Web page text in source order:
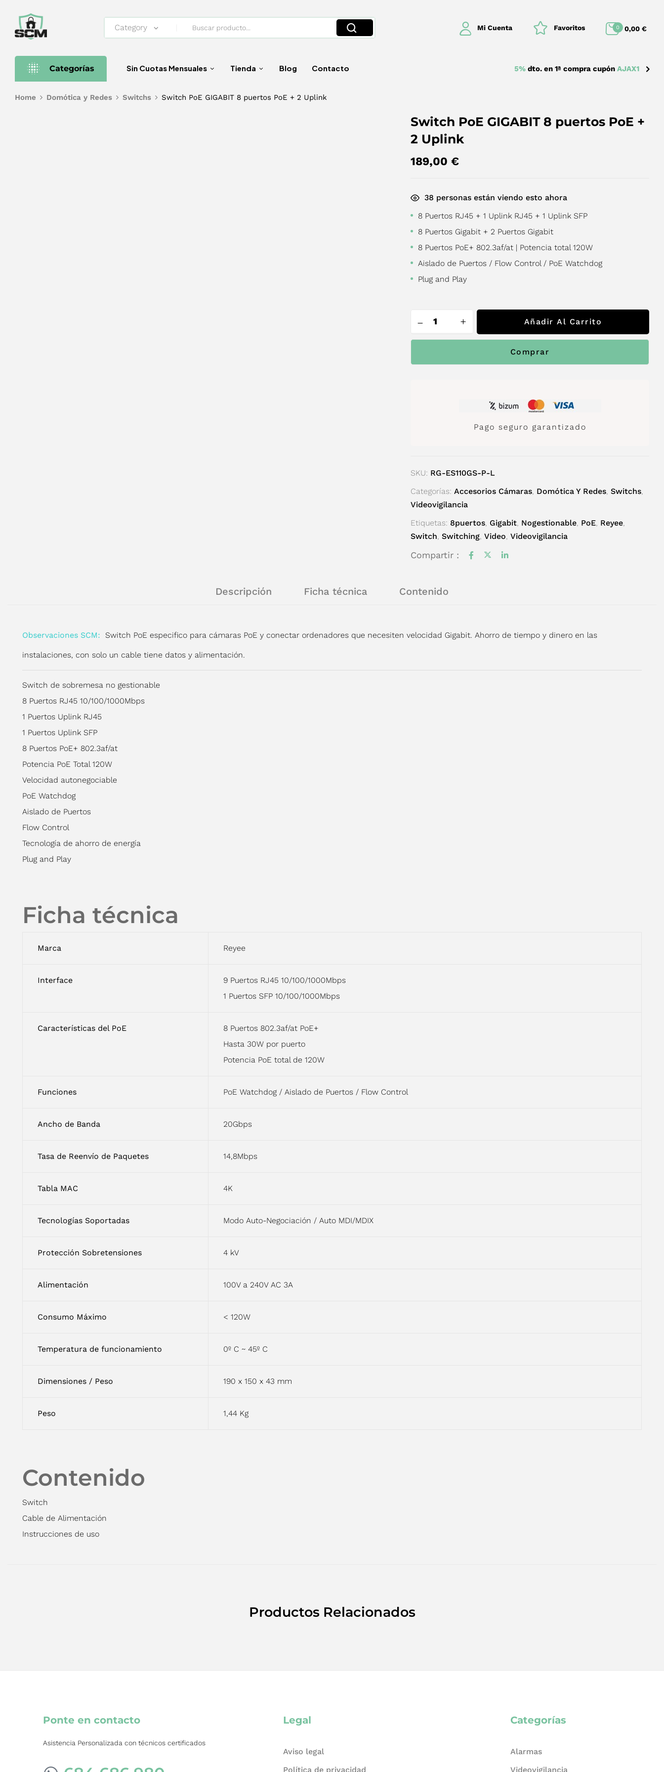
Category Mi Cuenta Favoritos 0 0,00 €
Categorías Sin Cuotas Mensuales Tienda Blog Contacto 5% dto. en 1ª compra cupón AJAX1
Home Domótica y Redes Switchs Switch PoE GIGABIT 8 puertos PoE + 2 Uplink
Switch PoE GIGABIT 8 puertos PoE +
2 Uplink
189,00€
38 personas están viendo esto ahora
8 Puertos RJ45 + 1 Uplink RJ45 + 1 Uplink SFP
8 Puertos Gigabit + 2 Puertos Gigabit
8 Puertos PoE+ 802.3af/at | Potencia total 120W
Aislado de Puertos / Flow Control / PoE Watchdog
Plug and Play
Añadir Al Carrito
Comprar
Pago seguro garantizado
SKU: RG-ES110GS-P-L
Categorías:Accesorios Cámaras, Domótica Y Redes,Switchs,
Videovigilancia
Etiquetas: 8puertos, Gigabit, Nogestionable, PoE, Reyee,
Switch,Switching,Video,Videovigilancia
Compartir :
Descripción Ficha técnica Contenido
Observaciones SCM: Switch PoE especifico para cámaras PoE y conectar ordenadores que necesiten velocidad Gigabit. Ahorro de tiempo y dinero en las
instalaciones, con solo un cable tiene datos y alimentación.
Switch de sobremesa no gestionable
8 Puertos RJ45 10/100/1000Mbps
1 Puertos Uplink RJ45
1 Puertos Uplink SFP
8 Puertos PoE+ 802.3af/at
Potencia PoE Total 120W
Velocidad autonegociable
PoE Watchdog
Aislado de Puertos
Flow Control
Tecnología de ahorro de energía
Plug and Play
Ficha técnica
Marca Reyee
Interface
9 Puertos RJ45 10/100/1000Mbps
1 Puertos SFP 10/100/1000Mbps
Características del PoE
8 Puertos 802.3af/at PoE+
Hasta 30W por puerto
Potencia PoE total de 120W
Funciones PoE Watchdog / Aislado de Puertos / Flow Control
Ancho de Banda 20Gbps
Tasa de Reenvío de Paquetes 14,8Mbps
Tabla MAC 4K
Tecnologías Soportadas Modo Auto-Negociación / Auto MDI/MDIX
Protección Sobretensiones 4 kV
Alimentación 100V a 240V AC 3A
Consumo Máximo < 120W
Temperatura de funcionamiento 0º C ~ 45º C
Dimensiones / Peso 190 x 150 x 43 mm
Peso 1,44 Kg
Contenido
Switch
Cable de Alimentación
Instrucciones de uso
Productos Relacionados
Ponte en contacto
Asistencia Personalizada con técnicos certificados
Legal
Aviso legal
Política de privacidad
Categorías
Alarmas
Videovigilancia